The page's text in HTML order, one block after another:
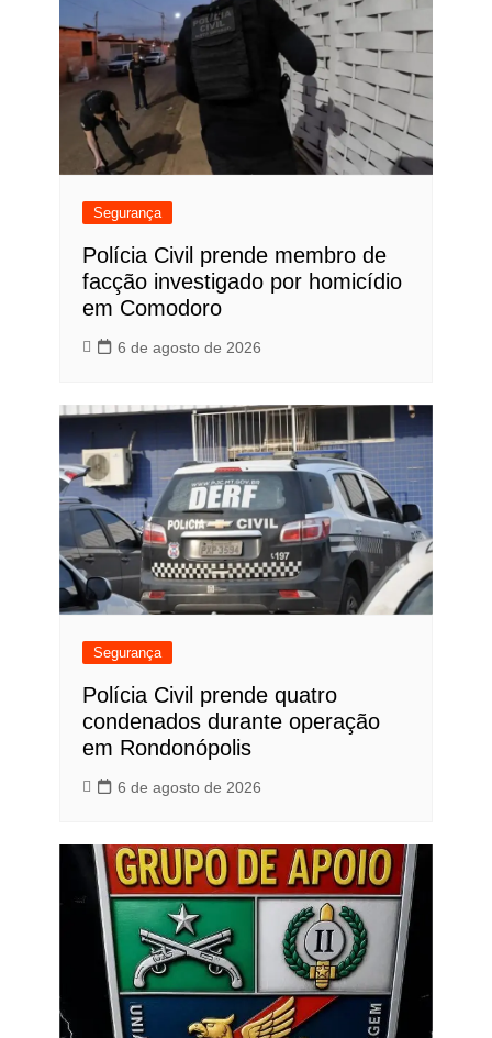
Segurança
Polícia Civil prende membro de
facção investigado por homicídio
em Comodoro
6 de agosto de 2026
Segurança
Polícia Civil prende quatro
condenados durante operação
em Rondonópolis
6 de agosto de 2026